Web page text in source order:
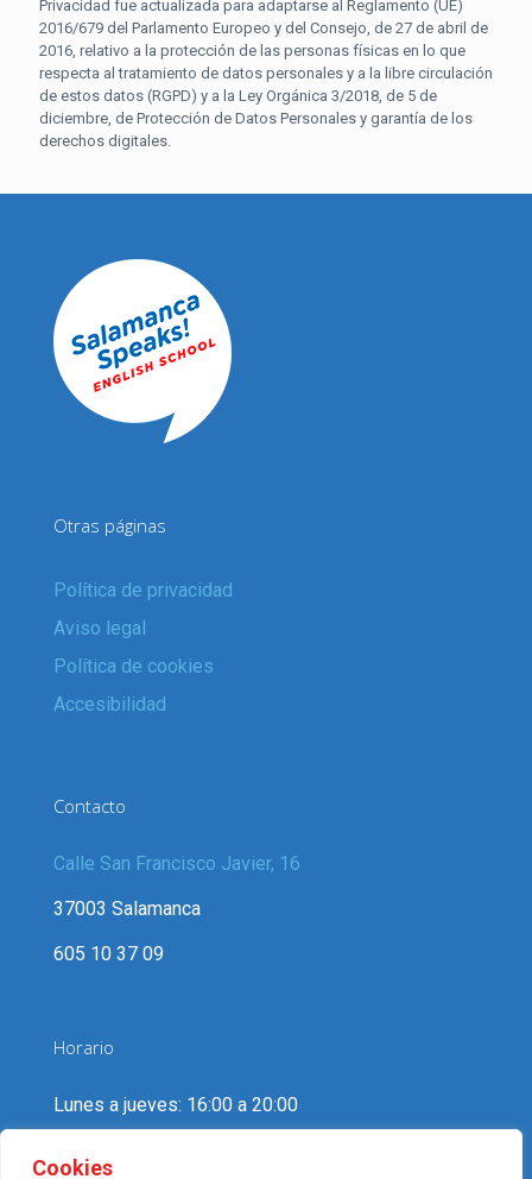
Cookies
Privacidad fue actualizada para adaptarse al Reglamento (UE)
2016/679 del Parlamento Europeo y del Consejo, de 27 de abril de
2016, relativo a la protección de las personas físicas en lo que
respecta al tratamiento de datos personales y a la libre circulación
de estos datos (RGPD) y a la Ley Orgánica 3/2018, de 5 de
diciembre, de Protección de Datos Personales y garantía de los
derechos digitales.
Otras páginas
Política de privacidad
Aviso legal
Política de cookies
Accesibilidad
Contacto
Calle San Francisco Javier, 16
37003 Salamanca
605 10 37 09
Horario
Lunes a jueves: 16:00 a 20:00